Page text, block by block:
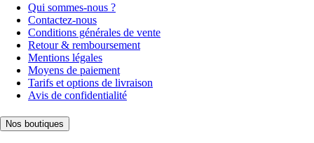
Qui sommes-nous ?
Contactez-nous
Conditions générales de vente
Retour & remboursement
Mentions légales
Moyens de paiement
Tarifs et options de livraison
Avis de confidentialité
Nos boutiques